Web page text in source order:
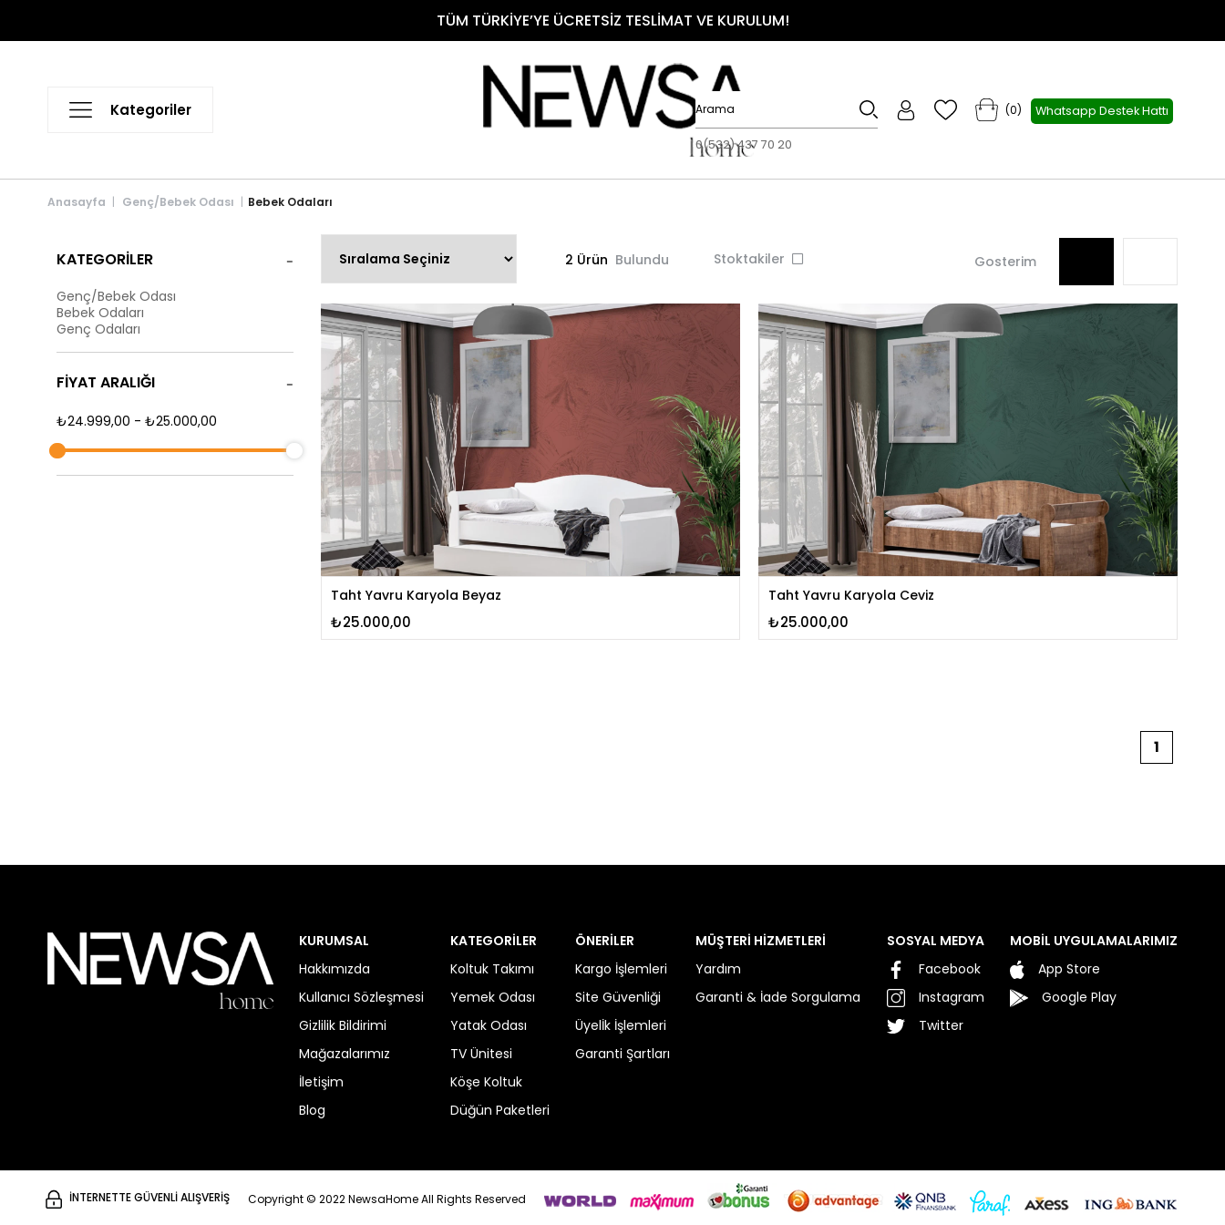
TÜM TÜRKİYE’YE ÜCRETSİZ TESLİMAT VE KURULUM!
0(532) 437 70 20
Whatsapp Destek Hattı
0
Anasayfa Genç/Bebek Odası Bebek Odaları
KATEGORILER
Genç/Bebek Odası
Bebek Odaları
Genç Odaları
FIYAT ARALIĞI
₺24.999,00 - ₺25.000,00
Stoktakiler
2 Ürün
Taht Yavru Karyola Beyaz
₺25.000,00
Taht Yavru Karyola Ceviz
₺25.000,00
1
KURUMSAL
Hakkımızda
Kullanıcı Sözleşmesi
Gizlilik Bildirimi
Mağazalarımız
İletişim
Blog
KATEGORİLER
Koltuk Takımı
Yemek Odası
Yatak Odası
TV Ünitesi
Köşe Koltuk
Düğün Paketleri
ÖNERİLER
Kargo İşlemleri
Site Güvenliği
Üyelİk İşlemleri
Garanti Şartları
MÜŞTERİ HİZMETLERİ
Yardım
Garanti & İade Sorgulama
SOSYAL MEDYA
Facebook
Instagram
Twitter
MOBİL UYGULAMALARIMIZ
App Store
Google Play
İNTERNETTE GÜVENLİ ALIŞVERİŞ Copyright © 2022 NewsaHome All Rights Reserved